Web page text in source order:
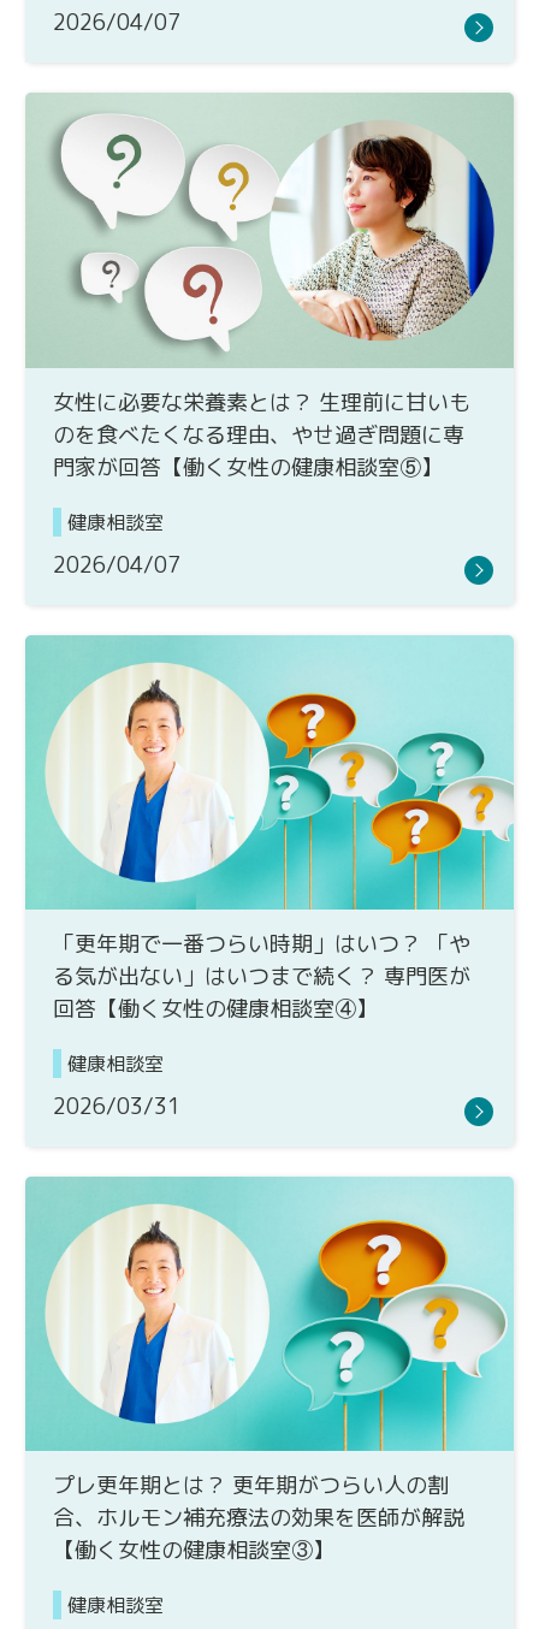
2026/04/07
女性に必要な栄養素とは？ 生理前に甘いも
のを食べたくなる理由、やせ過ぎ問題に専
門家が回答【働く女性の健康相談室⑤】
健康相談室
2026/04/07
「更年期で一番つらい時期」はいつ？ 「や
る気が出ない」はいつまで続く？ 専門医が
回答【働く女性の健康相談室④】
健康相談室
2026/03/31
プレ更年期とは？ 更年期がつらい人の割
合、ホルモン補充療法の効果を医師が解説
【働く女性の健康相談室③】
健康相談室